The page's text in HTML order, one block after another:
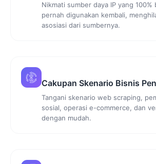
Nikmati sumber daya IP yang
pernah digunakan kembali,
asosiasi dari sumbernya.
Cakupan Skenario Bisnis
Tangani skenario web scraping,
sosial, operasi e-commerce, dan
dengan mudah.